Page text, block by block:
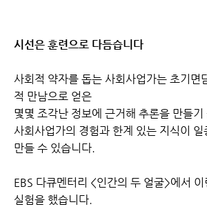
시선은 훈련으로 다듬습니다
사회적 약자를 돕는 사회사업가는 초기면
적 만남으로 얻은
몇몇 조각난 정보에 근거해 추론을 만들기
사회사업가의 경험과 한계 있는 지식이
만들 수 있습니다.
EBS 다큐멘터리 <인간의 두 얼굴>에서
실험을 했습니다.